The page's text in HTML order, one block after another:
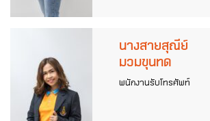
นางสายสุณีย์
มวมขุนทด
พนักงานรับโทรศัพท์